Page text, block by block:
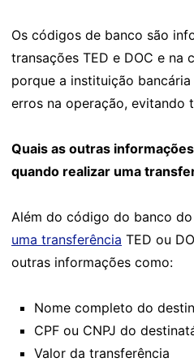
Os códigos de banco são
transações TED e DOC e na
porque a instituição
erros na operação, evitando
Quais as outras
quando realizar uma
Além do código do banco
uma transferência TED ou
outras informações como:
Nome completo do
CPF ou CNPJ do
Valor da transferência